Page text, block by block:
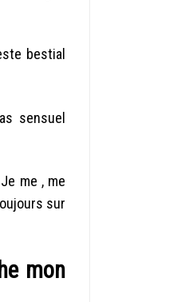
bestial
sensuel
Je me , me
sur
mon